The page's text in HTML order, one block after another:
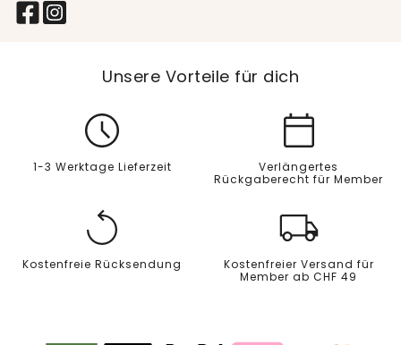
Unsere Vorteile für dich
1-3 Werktage Lieferzeit
Verlängertes
Rückgaberecht für Member
Kostenfreie Rücksendung
Kostenfreier Versand für
Member ab CHF 49